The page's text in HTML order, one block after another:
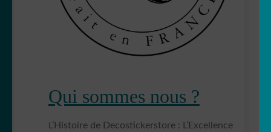
Qui sommes nous ?
L’Histoire de Decostickerstore : L’Excellence